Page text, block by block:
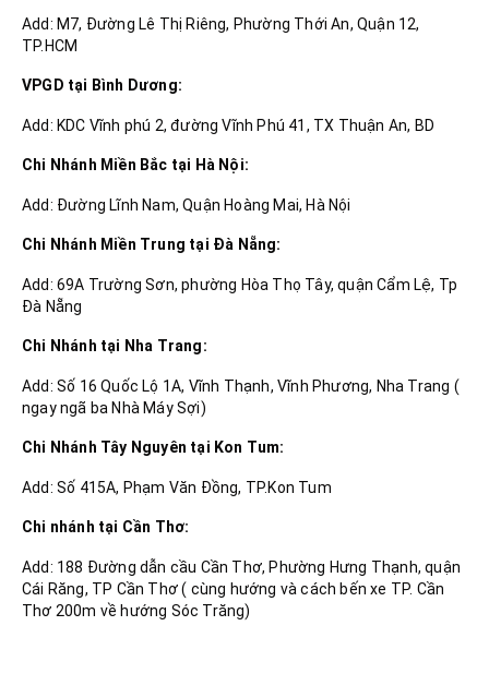
Add: M7, Đường Lê Thị Riêng, Phường Thới An, Quận 12,
TP.HCM
VPGD tại Bình Dương:
Add: KDC Vĩnh phú 2, đường Vĩnh Phú 41, TX Thuận An, BD
Chi Nhánh Miền Bắc tại Hà Nội:
Add: Đường Lĩnh Nam, Quận Hoàng Mai, Hà Nội
Chi Nhánh Miền Trung tại Đà Nẵng:
Add: 69A Trường Sơn, phường Hòa Thọ Tây, quận Cẩm Lệ, Tp
Đà Nẵng
Chi Nhánh tại Nha Trang:
Add: Số 16 Quốc Lộ 1A, Vĩnh Thạnh, Vĩnh Phương, Nha Trang (
ngay ngã ba Nhà Máy Sợi)
Chi Nhánh Tây Nguyên tại Kon Tum:
Add: Số 415A, Phạm Văn Đồng, TP.Kon Tum
Chi nhánh tại Cần Thơ:
Add: 188 Đường dẫn cầu Cần Thơ, Phường Hưng Thạnh, quận
Cái Răng, TP Cần Thơ ( cùng hướng và cách bến xe TP. Cần
Thơ 200m về hướng Sóc Trăng)